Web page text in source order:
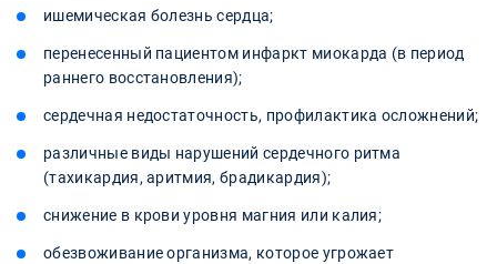
ишемическая болезнь сердца;
перенесенный пациентом инфаркт миокарда (в период
раннего восстановления);
сердечная недостаточность, профилактика осложнений;
различные виды нарушений сердечного ритма
(тахикардия, аритмия, брадикардия);
снижение в крови уровня магния или калия;
обезвоживание организма, которое угрожает